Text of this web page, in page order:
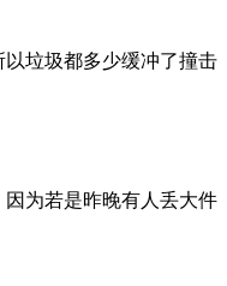
垃圾都多少缓冲了撞击
为若是昨晚有人丢大件